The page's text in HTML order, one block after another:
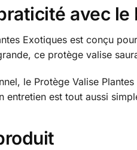
avec le
Exotiques est conçu
ce protège valise
le Protège Valise
entretien est tout aussi